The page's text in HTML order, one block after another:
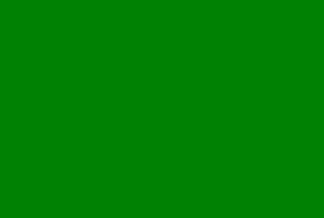
этими препаратами.
НПВП возможно
артериального
и сердечной
наиболее часто встречаются
со стороны желудочно-